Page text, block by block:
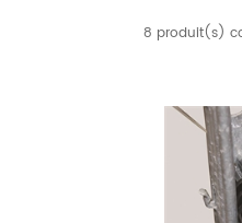
8 produit(s)